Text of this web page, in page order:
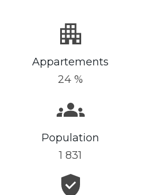
Appartements
24 %
Population
1 831